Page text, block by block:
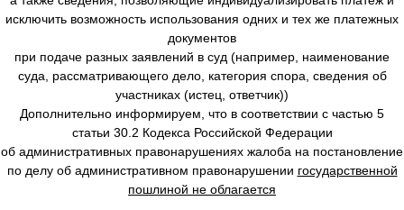
исключить возможность использования одних и тех же платежных
документов
при подаче разных заявлений в суд (например, наименование
суда, рассматривающего дело, категория спора, сведения об
участниках (истец, ответчик))
Дополнительно информируем, что в соответствии с частью 5
статьи 30.2 Кодекса Российской Федерации
об административных правонарушениях жалоба на постановление
по делу об административном правонарушении государственной
пошлиной не облагается